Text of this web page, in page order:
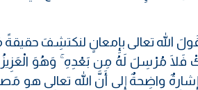
قَولَ الله تعالى بإِمعانٍ لنكتشِفَ
مُرْسِلَ لَهُ مِن بَعْدِهِ ۚ وَهُوَ الْعَزِيزُ
واضِحةٌ إِلى أَنَّ الله تعالى هو